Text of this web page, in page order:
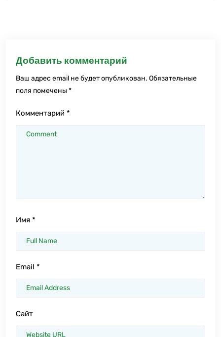
Добавить комментарий
Ваш адрес email не будет опубликован. Обязательные
поля помечены *
Комментарий *
Имя *
Email *
Сайт